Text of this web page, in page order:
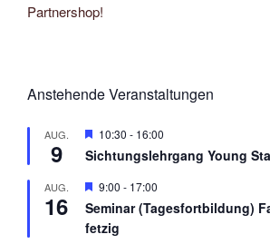
Partnershop!
Anstehende Veranstaltungen
AUG.
9
H
r
o
r
e
10:30 - 16:00
Sichtungslehrgang Young
AUG.
16
H
r
v
9:00 - 17:00
Seminar (Tagesfortbildung)
fetzig